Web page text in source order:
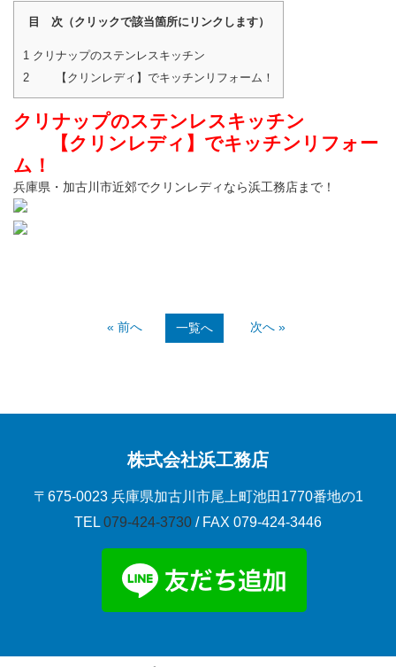
目 次（クリックで該当箇所にリンクします）
1 クリナップのステンレスキッチン
2 【クリンレディ】でキッチンリフォーム！
クリナップのステンレスキッチン
【クリンレディ】でキッチンリフォー
ム！
兵庫県・加古川市近郊でクリンレディなら浜工務店まで！
« 前へ 一覧へ 次へ »
株式会社浜工務店
〒675-0023 兵庫県加古川市尾上町池田1770番地の1
TEL 079-424-3730 / FAX 079-424-3446